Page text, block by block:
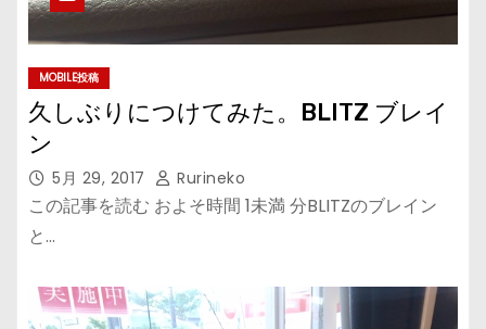
MOBILE投稿
久しぶりにつけてみた。BLITZ ブレイ
ン
5月 29, 2017 Rurineko
この記事を読む およそ時間 1未満 分BLITZのブレイン
と…